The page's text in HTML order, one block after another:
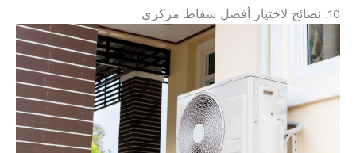
10. نصائح لاختيار أفضل شفاط مركزي